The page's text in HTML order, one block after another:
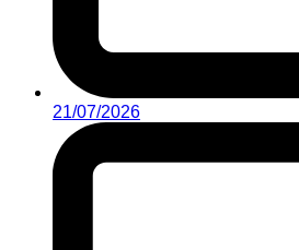
21/07/2026